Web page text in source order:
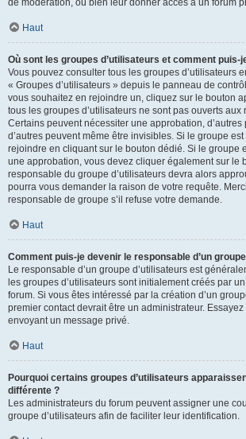
de modération, ou bien leur donner accès à un forum
Haut
Où sont les groupes d’utilisateurs et comment puis-
Vous pouvez consulter tous les groupes d’utilisateurs
« Groupes d’utilisateurs » depuis le panneau de
vous souhaitez en rejoindre un, cliquez sur le bouton
tous les groupes d’utilisateurs ne sont pas ouverts
Certains peuvent nécessiter une approbation, d’autres
d’autres peuvent même être invisibles. Si le groupe
rejoindre en cliquant sur le bouton dédié. Si le groupe
une approbation, vous devez cliquer également sur le
responsable du groupe d’utilisateurs devra alors
pourra vous demander la raison de votre requête.
responsable de groupe s’il refuse votre demande.
Haut
Comment puis-je devenir le responsable d’un
Le responsable d’un groupe d’utilisateurs est
les groupes d’utilisateurs sont initialement créés par
forum. Si vous êtes intéressé par la création d’un
premier contact devrait être un administrateur.
envoyant un message privé.
Haut
Pourquoi certains groupes d’utilisateurs
différente ?
Les administrateurs du forum peuvent assigner une
groupe d’utilisateurs afin de faciliter leur identification.